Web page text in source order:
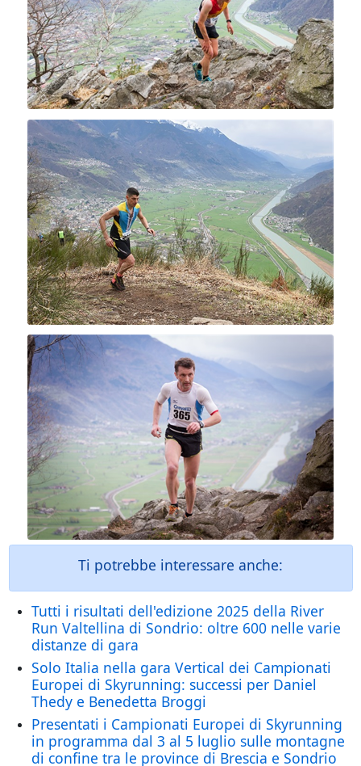
Ti potrebbe interessare anche:
Tutti i risultati dell'edizione 2025 della River
Run Valtellina di Sondrio: oltre 600 nelle varie
distanze di gara
Solo Italia nella gara Vertical dei Campionati
Europei di Skyrunning: successi per Daniel
Thedy e Benedetta Broggi
Presentati i Campionati Europei di Skyrunning
in programma dal 3 al 5 luglio sulle montagne
di confine tra le province di Brescia e Sondrio